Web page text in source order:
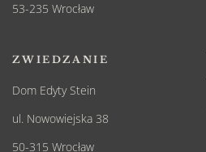
53-235 Wrocław
ZWIEDZANIE
Dom Edyty Stein
ul. Nowowiejska 38
50-315 Wrocław